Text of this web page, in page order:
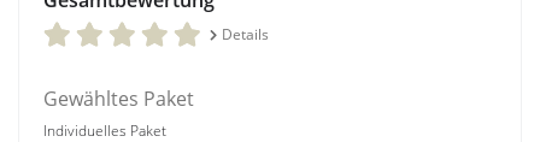
Details
Gewähltes Paket
Individuelles Paket